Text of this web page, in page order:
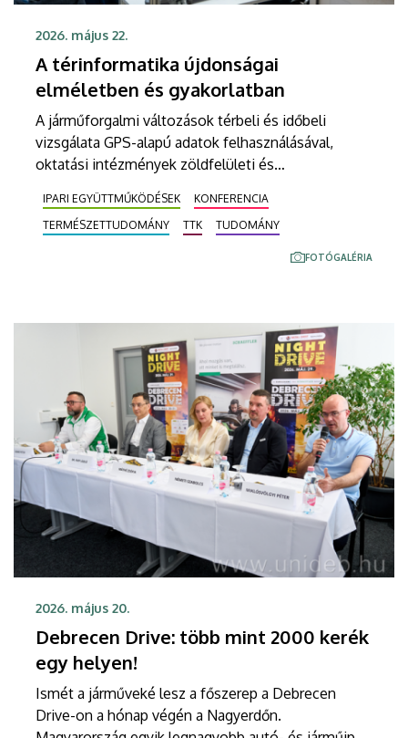
2026. május 22.
A térinformatika újdonságai
elméletben és gyakorlatban
A járműforgalmi változások térbeli és időbeli
vizsgálata GPS-alapú adatok felhasználásával,
oktatási intézmények zöldfelületi és
mikroklimatikus adottságainak térképezése,
valamint a 4D kataszterek magyarországi
lehetőségei is szerepelnek a témák között az idei
Térinformatikai Konferencián és Szakkiállításon a
szakemberek két napon át.
IPARI EGYÜTTMŰKÖDÉSEK
KONFERENCIA
TERMÉSZETTUDOMÁNY
TTK TUDOMÁNY
FOTÓGALÉRIA
2026. május 20.
Debrecen Drive: több mint 2000 kerék
egy helyen!
Ismét a járműveké lesz a főszerep a Debrecen
Drive-on a hónap végén a Nagyerdőn.